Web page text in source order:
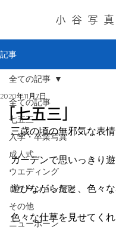
小谷写
記事
全ての記事
七五三
入学・卒業写真
成人式
ウエディング
ロケーション撮影
その他
ニューボーン
全ての記事
「七五三」
2020年11月7日
三歳の頃の無邪気な表情
ガーデンで思いっきり
遊びながらだと、色々な
色々な仕草を見せてくれ